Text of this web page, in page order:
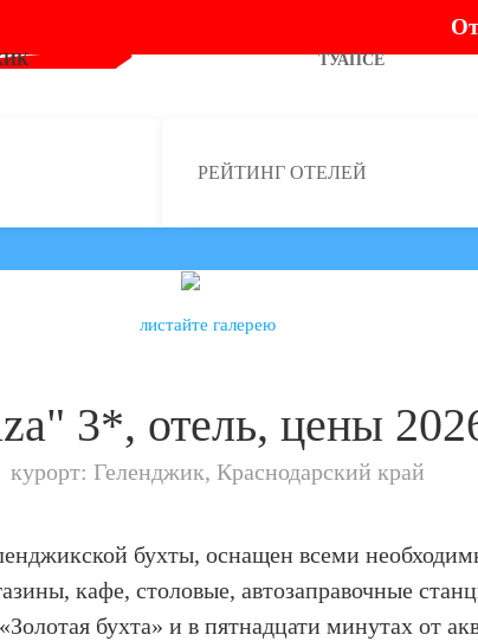
ТУАПСЕ
РЕЙТИНГ ОТЕЛЕЙ
листайте галерею
3*, отель, цены
курорт: Геленджик, Краснодарский край
бухты, оснащен всеми
кафе, столовые, автозаправочные
бухта» и в пятнадцати минутах от